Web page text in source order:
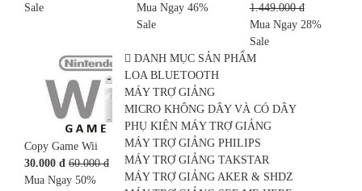
Sale
Mua Ngay 46%
Sale
1.449.000 đ
Mua Ngay 28%
Sale
Copy Game Wii
30.000 đ 60.000 đ
Mua Ngay 50%
DANH MỤC SẢN PHẨM
LOA BLUETOOTH
MÁY TRỢ GIẢNG
MICRO KHÔNG DÂY VÀ CÓ DÂY
PHỤ KIỆN MÁY TRỢ GIẢNG
MÁY TRỢ GIẢNG PHILIPS
MÁY TRỢ GIẢNG TAKSTAR
MÁY TRỢ GIẢNG AKER & SHDZ